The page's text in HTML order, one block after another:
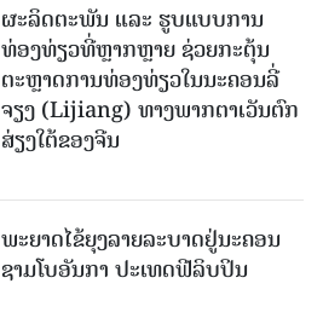
ຜະລິດຕະພັນ ແລະ ຮູບແບບການ
ທ່ອງທ່ຽວທີ່ຫຼາກຫຼາຍ ຊ່ວຍກະຕຸ້ນ
ຕະຫຼາດການທ່ອງທ່ຽວໃນນະຄອນລີ່
ຈຽງ (Lijiang) ທາງພາກຕາເວັນຕົກ
ສ່ຽງໃຕ້ຂອງຈີນ
ພະຍາດໄຂ້ຍຸງລາຍລະບາດຢູ່ນະຄອນ
ຊາມໂບ​ອັນກາ ປະເທດຟີລິບປິນ